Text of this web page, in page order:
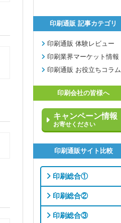
印刷通販 記事カテゴリ
印刷通販 体験レビュー
印刷業界マーケット情報
印刷通販 お役立ちコラム
印刷会社の皆様へ
キャンペーン情報
お寄せください
印刷通販サイト比較
印刷総合①
印刷総合②
印刷総合③